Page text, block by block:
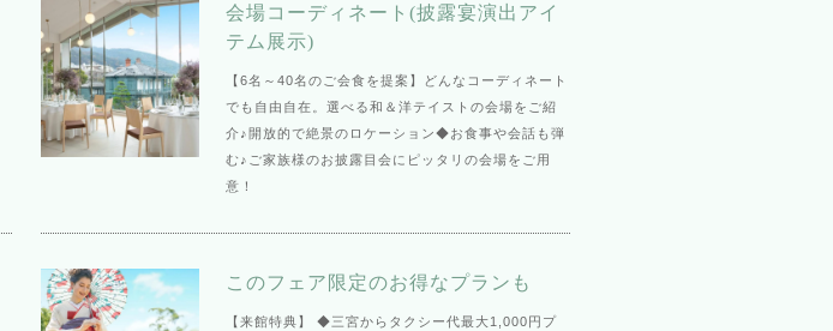
会場コーディネート(披露宴演出アイ
テム展示)
【6名～40名のご会食を提案】どんなコーディネート
でも自由自在。選べる和＆洋テイストの会場をご紹
介♪開放的で絶景のロケーション◆お食事や会話も弾
む♪ご家族様のお披露目会にピッタリの会場をご用
意！
このフェア限定のお得なプランも
【来館特典】 ◆三宮からタクシー代最大1,000円プ